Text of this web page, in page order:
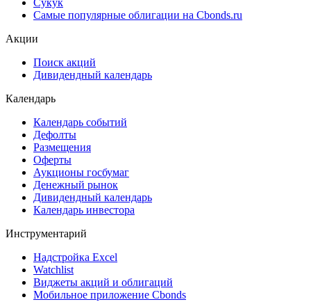
Сукук
Самые популярные облигации на Cbonds.ru
Акции
Поиск акций
Дивидендный календарь
Календарь
Календарь событий
Дефолты
Размещения
Оферты
Аукционы госбумаг
Денежный рынок
Дивидендный календарь
Календарь инвестора
Инструментарий
Надстройка Excel
Watchlist
Виджеты акций и облигаций
Мобильное приложение Cbonds